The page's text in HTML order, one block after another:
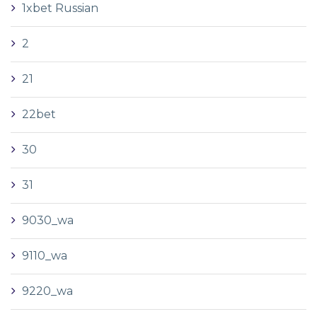
1xbet Russian
2
21
22bet
30
31
9030_wa
9110_wa
9220_wa